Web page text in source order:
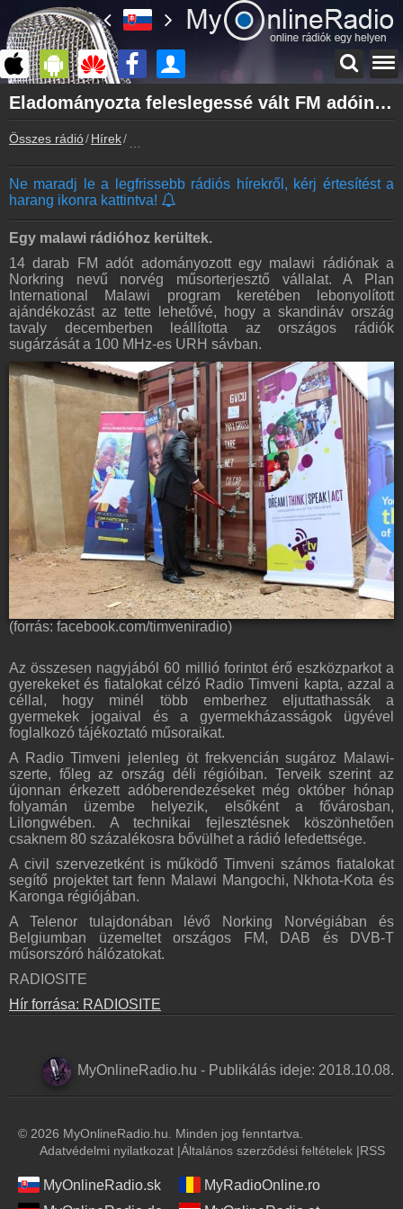
Főoldal
myonlineradio.hu
Bejelentkezés
Kapcsolat
Írj nekünk!
Partnerek
Rádió beágyazás
Ágyazd be weboldaladba
Online rádió készítés
Készítés lépésről lépésre
Eladományozta feleslegessé vált FM adóinak egy részét Norvégia
Összes rádió Hírek
Ne maradj le a legfrissebb rádiós hírekről, kérj értesítést a
harang ikonra kattintva!
Egy malawi rádióhoz kerültek.
14 darab FM adót adományozott egy malawi rádiónak a
Norkring nevű norvég műsorterjesztő vállalat. A Plan
International Malawi program keretében lebonyolított
ajándékozást az tette lehetővé, hogy a skandináv ország
tavaly decemberben leállította az országos rádiók
sugárzását a 100 MHz-es URH sávban.
(forrás: facebook.com/timveniradio)
Az összesen nagyjából 60 millió forintot érő eszközparkot a
gyerekeket és fiatalokat célzó Radio Timveni kapta, azzal a
céllal, hogy minél több emberhez eljuttathassák a
gyermekek jogaival és a gyermekházasságok ügyével
foglalkozó tájékoztató műsoraikat.
A Radio Timveni jelenleg öt frekvencián sugároz Malawi-
szerte, főleg az ország déli régióiban. Terveik szerint az
újonnan érkezett adóberendezéseket még október hónap
folyamán üzembe helyezik, elsőként a fővárosban,
Lilongwében. A technikai fejlesztésnek köszönhetően
csaknem 80 százalékosra bővülhet a rádió lefedettsége.
A civil szervezetként is működő Timveni számos fiatalokat
segítő projektet tart fenn Malawi Mangochi, Nkhota-Kota és
Karonga régiójában.
A Telenor tulajdonában lévő Norking Norvégiában és
Belgiumban üzemeltet országos FM, DAB és DVB-T
műsorszóró hálózatokat.
RADIOSITE
Hír forrása: RADIOSITE
MyOnlineRadio.hu - Publikálás ideje: 2018.10.08.
© 2026 MyOnlineRadio.hu. Minden jog fenntartva.
Adatvédelmi nyilatkozat |Általános szerződési feltételek |RSS
MyOnlineRadio.sk
MyRadioOnline.ro